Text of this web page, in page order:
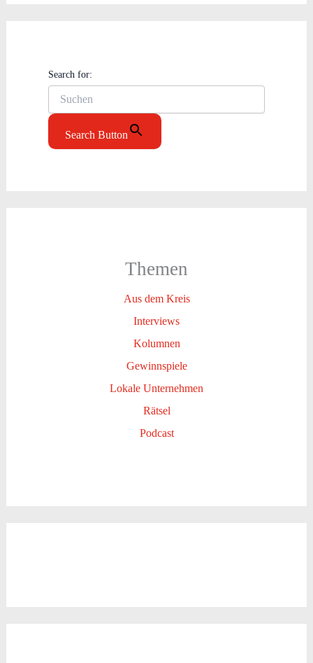
Search for:
Search Button
Themen
Aus dem Kreis
Interviews
Kolumnen
Gewinnspiele
Lokale Unternehmen
Rätsel
Podcast